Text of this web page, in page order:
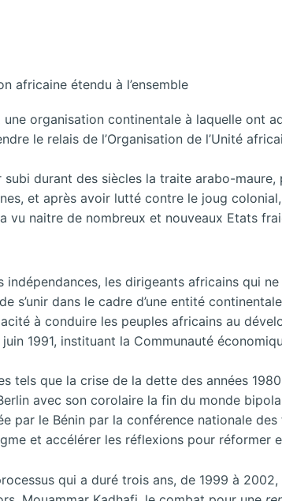
africaine étendu à l’ensemble
une organisation continentale à laquelle
le relais de l’Organisation de l’Unité
durant des siècles la traite arabo-
et après avoir lutté contre le joug
a vu naitre de nombreux et nouveaux Etats
indépendances, les dirigeants africains qui
s’unir dans le cadre d’une entité
à conduire les peuples africains au
juin 1991, instituant la Communauté
tels que la crise de la dette des années
avec son corolaire la fin du monde
par le Bénin par la conférence nationale
et accélérer les réflexions pour réformer
processus qui a duré trois ans, de 1999 à